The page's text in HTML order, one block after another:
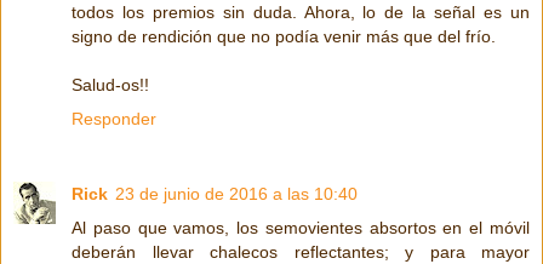
todos los premios sin duda. Ahora, lo de la señal es un
signo de rendición que no podía venir más que del frío.
Salud-os!!
Responder
Rick 23 de junio de 2016 a las 10:40
Al paso que vamos, los semovientes absortos en el móvil
deberán llevar chalecos reflectantes; y para mayor